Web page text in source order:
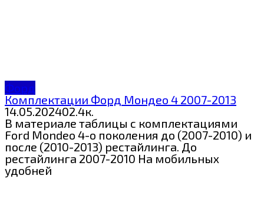
Форд
Комплектации Форд Мондео 4 2007-2013
14.05.202402.4к.
В материале таблицы с комплектациями
Ford Mondeo 4-о поколения до (2007-2010) и
после (2010-2013) рестайлинга. До
рестайлинга 2007-2010 На мобильных
удобней